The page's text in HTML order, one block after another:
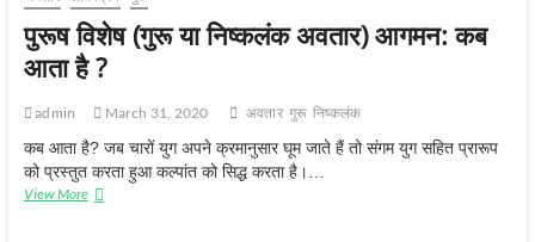
पुरूष विशेष (गुरू या निष्कलंक अवतार) आगमन: कब
आता है ?
admin March 31, 2020 अवतार गुरू निष्‍कलंक
कब आता है? जब चारों युग अपने क्रमानुसार घूम जाते हैं तो संगम युग सहित प्रारूप
को प्रस्तुत करता हुआ कल्पांत को सिद्ध करता है।…
View Moreपुरूष